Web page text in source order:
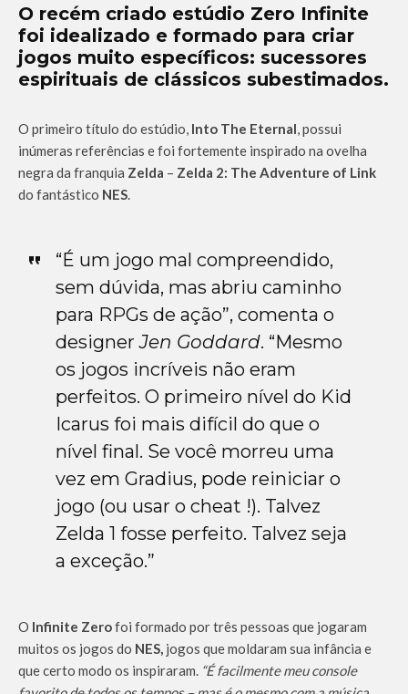
O recém criado estúdio Zero Infinite
foi idealizado e formado para criar
jogos muito específicos: sucessores
espirituais de clássicos subestimados.
O primeiro título do estúdio, Into The Eternal, possui
inúmeras referências e foi fortemente inspirado na ovelha
negra da franquia Zelda – Zelda 2: The Adventure of Link
do fantástico NES.
“É um jogo mal compreendido,
sem dúvida, mas abriu caminho
para RPGs de ação”, comenta o
designerJen Goddard. “Mesmo
os jogos incríveis não eram
perfeitos. O primeiro nível do Kid
Icarus foi mais difícil do que o
nível final. Se você morreu uma
vez em Gradius, pode reiniciar o
jogo (ou usar o cheat !). Talvez
Zelda 1 fosse perfeito. Talvez seja
a exceção.”
O Infinite Zerofoi formado por três pessoas que jogaram
muitos os jogos do NES, jogos que moldaram sua infância e
que certo modo os inspiraram. “É facilmente meu console